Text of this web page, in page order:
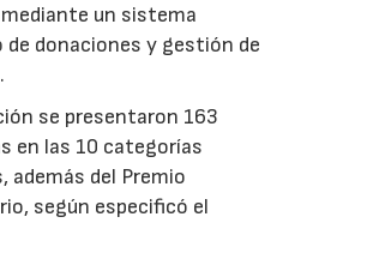
un sistema
donaciones y gestión de
se presentaron 163
en las 10 categorías
además del Premio
según especificó el